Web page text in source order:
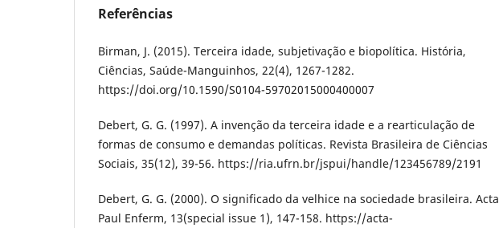
Referências
Birman, J. (2015). Terceira idade, subjetivação e biopolítica. História,
Ciências, Saúde-Manguinhos, 22(4), 1267-1282.
https://doi.org/10.1590/S0104-59702015000400007
Debert, G. G. (1997). A invenção da terceira idade e a rearticulação de
formas de consumo e demandas políticas. Revista Brasileira de Ciências
Sociais, 35(12), 39-56. https://ria.ufrn.br/jspui/handle/123456789/2191
Debert, G. G. (2000). O significado da velhice na sociedade brasileira. Acta
Paul Enferm, 13(special issue 1), 147-158. https://acta-